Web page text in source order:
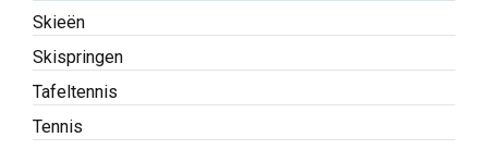
Skieën
Skispringen
Tafeltennis
Tennis